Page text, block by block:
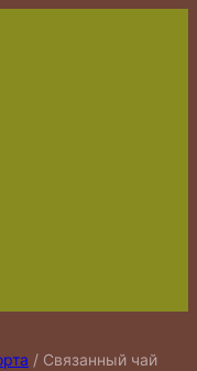
/ Связанный чай